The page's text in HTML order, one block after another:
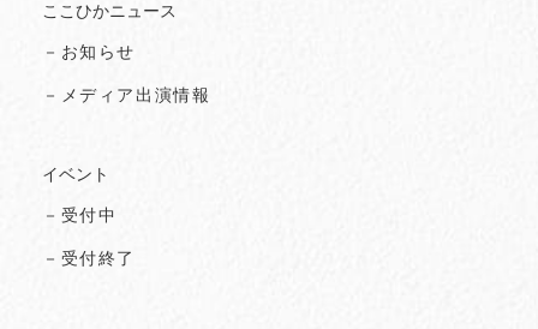
ここひかニュース
－お知らせ
－メディア出演情報
イベント
－受付中
－受付終了